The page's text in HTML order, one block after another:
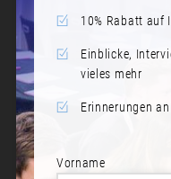
10% Rabatt auf
Einblicke,
vieles mehr
Erinnerungen
Vorname